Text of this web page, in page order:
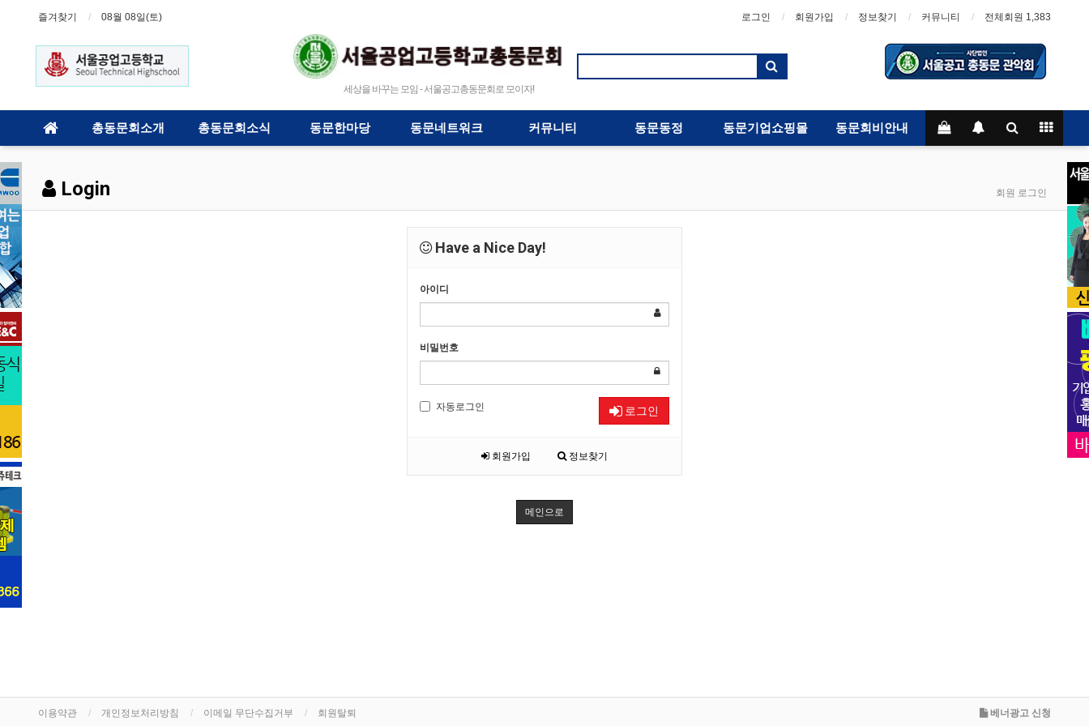
즐겨찾기 08월 08일(토) 로그인 회원가입 정보찾기 커뮤니티 전체회원 1,383
세상을 바꾸는 모임 - 서울공고총동문회로 모이자!
총동문회소개 총동문회소식 동문한마당 동문네트워크 커뮤니티 동문동정 동문기업쇼핑몰 동문회비안내
Login 회원 로그인
Have a Nice Day!
아이디
비밀번호
자동로그인 로그인
회원가입 정보찾기
메인으로
이용약관 개인정보처리방침 이메일 무단수집거부 회원탈퇴 베너광고 신청